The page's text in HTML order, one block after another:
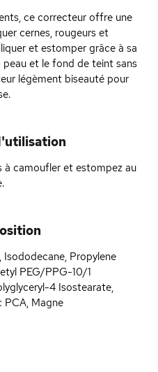
ce correcteur offre une
cernes, rougeurs et
et estomper grâce à sa
et le fond de teint sans
légèment biseauté pour
à camoufler et estompez au
Isododecane, Propylene
PEG/PPG-10/1
4 Isostearate,
PCA, Magne